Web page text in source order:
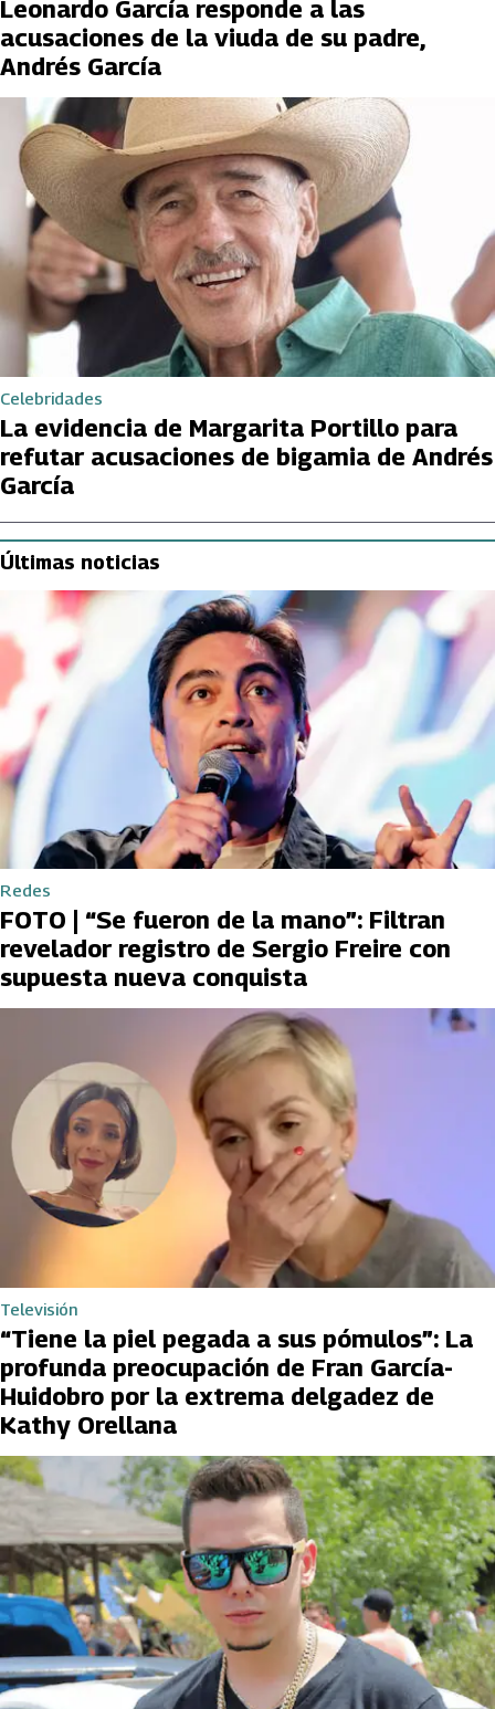
Leonardo García responde a las
acusaciones de la viuda de su padre,
Andrés García
Celebridades
La evidencia de Margarita Portillo para
refutar acusaciones de bigamia de Andrés
García
Últimas noticias
Redes
FOTO | “Se fueron de la mano”: Filtran
revelador registro de Sergio Freire con
supuesta nueva conquista
Televisión
“Tiene la piel pegada a sus pómulos”: La
profunda preocupación de Fran García-
Huidobro por la extrema delgadez de
Kathy Orellana